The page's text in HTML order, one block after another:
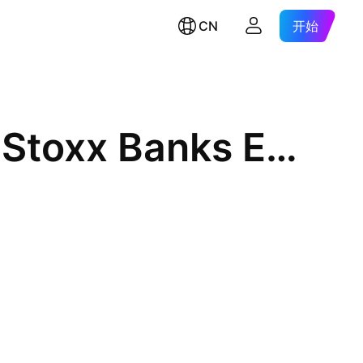
CN 开始
Multi Units LU -Amundi Euro Stoxx Banks ETF Acc- Capitalisation